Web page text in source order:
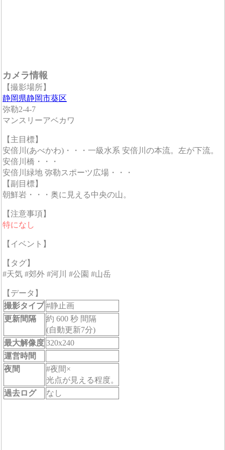
カメラ情報
【撮影場所】
静岡県静岡市葵区
弥勒2-4-7
マンスリーアベカワ
【主目標】
安倍川(あべかわ)・・・一級水系 安倍川の本流。左が下流。
安倍川橋・・・
安倍川緑地 弥勒スポーツ広場・・・
【副目標】
朝鮮岩・・・奥に見える中央の山。
【注意事項】
特になし
【イベント】
【タグ】
#天気 #郊外 #河川 #公園 #山岳
【データ】
撮影タイプ #静止画
更新間隔
約 600 秒 間隔
(自動更新7分)
最大解像度 320x240
運営時間
夜間
#夜間×
光点が見える程度。
過去ログ
なし